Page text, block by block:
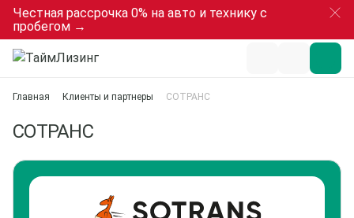
Честная рассрочка 0% на авто и технику с
пробегом →
Главная Клиенты и партнеры СОТРАНС
СОТРАНС